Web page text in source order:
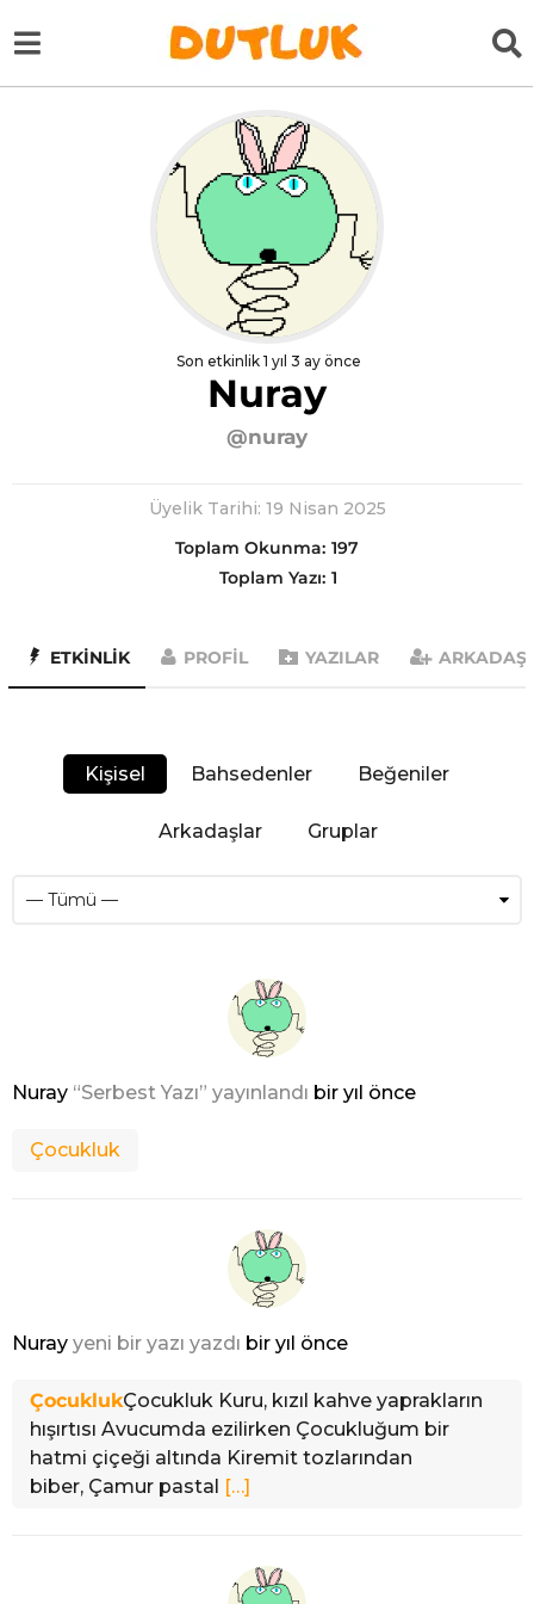
Son etkinlik 1 yıl 3 ay önce
Nuray
@nuray
Üyelik Tarihi: 19 Nisan 2025
Toplam Okunma: 197
Toplam Yazı: 1
ETKINLIK PROFIL YAZILAR
Kişisel Bahsedenler Beğeniler
Arkadaşlar Gruplar
Nuray “Serbest Yazı” yayınlandı bir yıl önce
Çocukluk
Nuray yeni bir yazı yazdı bir yıl önce
ÇocuklukÇocukluk Kuru, kızıl kahve yaprakların
hışırtısı Avucumda ezilirken Çocukluğum bir
hatmi çiçeği altında Kiremit tozlarından
biber, Çamur pastal […]